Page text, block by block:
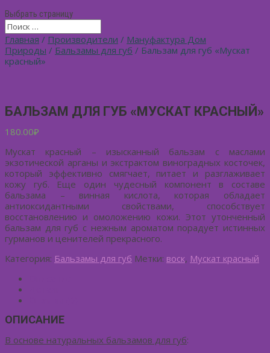
Выбрать страницу
Главная / Производители / Мануфактура Дом
Природы / Бальзамы для губ / Бальзам для губ «Мускат
красный»
БАЛЬЗАМ ДЛЯ ГУБ «МУСКАТ КРАСНЫЙ»
180.00₽
Мускат красный – изысканный бальзам с маслами
экзотической арганы и экстрактом виноградных косточек,
который эффективно смягчает, питает и разглаживает
кожу губ. Еще один чудесный компонент в составе
бальзама – винная кислота, которая обладает
антиоксидантными свойствами, способствует
восстановлению и омоложению кожи. Этот утонченный
бальзам для губ с нежным ароматом порадует истинных
гурманов и ценителей прекрасного.
Категория: Бальзамы для губ Метки: воск, Мускат красный
ОПИСАНИЕ
В основе натуральных бальзамов для губ: